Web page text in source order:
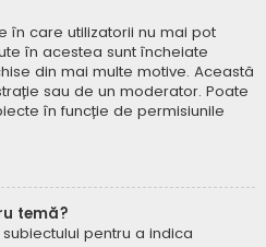
în care utilizatorii nu mai pot
în acestea sunt încheiate
din mai multe motive. Această
sau de un moderator. Poate
în funcție de permisiunile
temă?
pentru a indica